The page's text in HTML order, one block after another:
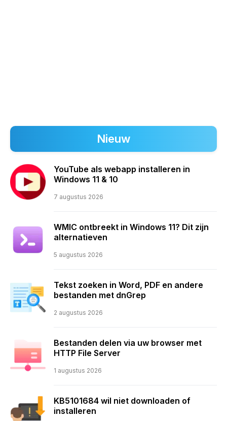
Nieuw
YouTube als webapp installeren in
Windows 11 & 10
7 augustus 2026
WMIC ontbreekt in Windows 11? Dit zijn
alternatieven
5 augustus 2026
Tekst zoeken in Word, PDF en andere
bestanden met dnGrep
2 augustus 2026
Bestanden delen via uw browser met
HTTP File Server
1 augustus 2026
KB5101684 wil niet downloaden of
installeren